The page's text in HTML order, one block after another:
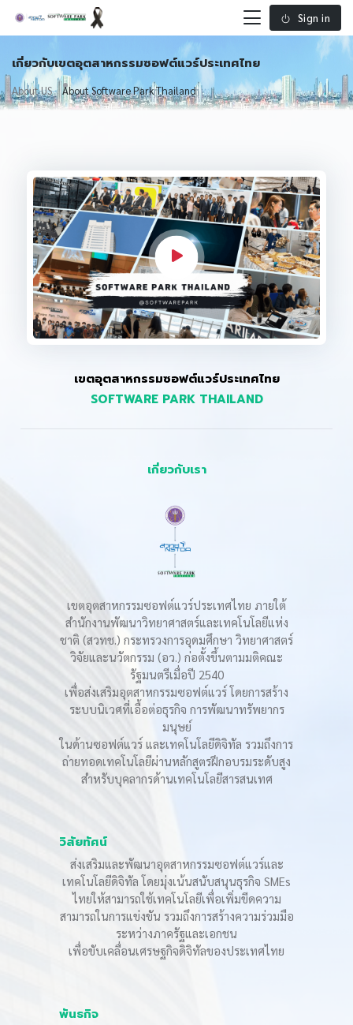
Sign in
เกี่ยวกับเขตอุตสาหกรรมซอฟต์แวร์ประเทศไทย
About US About Software Park Thailand
เขตอุตสาหกรรมซอฟต์แวร์ประเทศไทย
SOFTWARE PARK THAILAND
เกี่ยวกับเรา
เขตอุตสาหกรรมซอฟต์แวร์ประเทศไทย ภายใต้
สำนักงานพัฒนาวิทยาศาสตร์และเทคโนโลยีแห่ง
ชาติ (สวทช.) กระทรวงการอุดมศึกษา วิทยาศาสตร์
วิจัยและนวัตกรรม (อว.) ก่อตั้งขึ้นตามมติคณะ
รัฐมนตรีเมื่อปี 2540
เพื่อส่งเสริมอุตสาหกรรมซอฟต์แวร์ โดยการสร้าง
ระบบนิเวศที่เอื้อต่อธุรกิจ การพัฒนาทรัพยากร
มนุษย์
ในด้านซอฟต์แวร์ และเทคโนโลยีดิจิทัล รวมถึงการ
ถ่ายทอดเทคโนโลยีผ่านหลักสูตรฝึกอบรมระดับสูง
สำหรับบุคลากรด้านเทคโนโลยีสารสนเทศ
วิสัยทัศน์
ส่งเสริมและพัฒนาอุตสาหกรรมซอฟต์แวร์และ
เทคโนโลยีดิจิทัล โดยมุ่งเน้นสนับสนุนธุรกิจ SMEs
ไทยให้สามารถใช้เทคโนโลยีเพื่อเพิ่มขีดความ
สามารถในการแข่งขัน รวมถึงการสร้างความร่วมมือ
ระหว่างภาครัฐและเอกชน
เพื่อขับเคลื่อนเศรษฐกิจดิจิทัลของประเทศไทย
พันธกิจ